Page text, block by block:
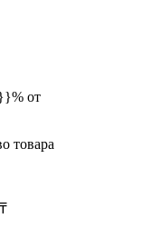
от
товара